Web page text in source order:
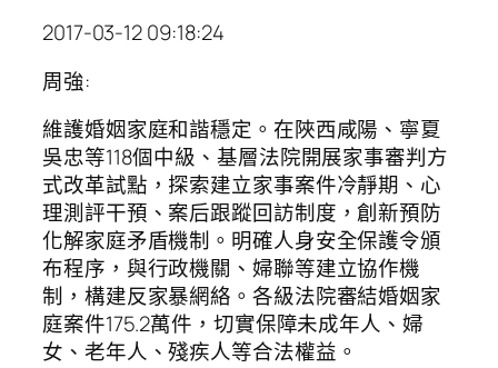
2017-03-12 09:18:24
周強:
維護婚姻家庭和諧穩定。在陜西咸陽、寧夏
吳忠等118個中級、基層法院開展家事審判方
式改革試點，探索建立家事案件冷靜期、心
理測評干預、案后跟蹤回訪制度，創新預防
化解家庭矛盾機制。明確人身安全保護令頒
布程序，與行政機關、婦聯等建立協作機
制，構建反家暴網絡。各級法院審結婚姻家
庭案件175.2萬件，切實保障未成年人、婦
女、老年人、殘疾人等合法權益。